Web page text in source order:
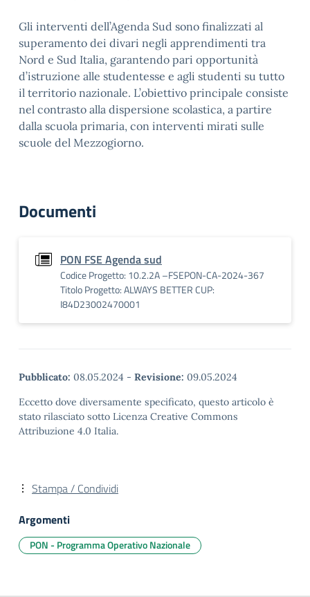
Gli interventi dell’Agenda Sud sono finalizzati al
superamento dei divari negli apprendimenti tra
Nord e Sud Italia, garantendo pari opportunità
d’istruzione alle studentesse e agli studenti su tutto
il territorio nazionale. L’obiettivo principale consiste
nel contrasto alla dispersione scolastica, a partire
dalla scuola primaria, con interventi mirati sulle
scuole del Mezzogiorno.
Documenti
PON FSE Agenda sud
Codice Progetto: 10.2.2A –FSEPON-CA-2024-367
Titolo Progetto: ALWAYS BETTER CUP:
I84D23002470001
Pubblicato: 08.05.2024 - Revisione: 09.05.2024
Eccetto dove diversamente specificato, questo articolo è
stato rilasciato sotto Licenza Creative Commons
Attribuzione 4.0 Italia.
Stampa / Condividi
Argomenti
PON - Programma Operativo Nazionale